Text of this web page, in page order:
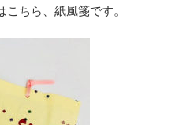
ちら、紙風箋です。